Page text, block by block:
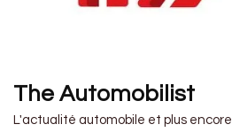
The Automobilist
L'actualité automobile et plus encore